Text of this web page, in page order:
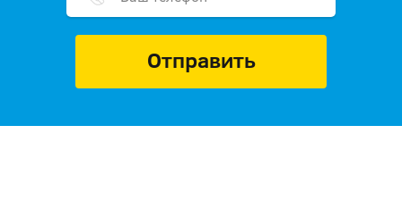
Отправить